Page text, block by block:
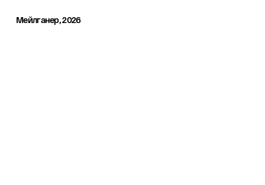
Мейлганер, 2026